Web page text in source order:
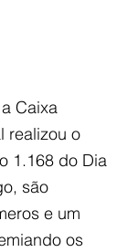
Caixa
realizou o
1.168 do Dia
são
e um
os